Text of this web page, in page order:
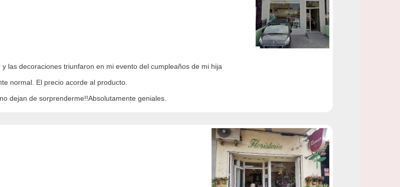
las decoraciones triunfaron en mi evento del cumpleaños de mi hija
normal. El precio acorde al producto.
dejan de sorprenderme!!Absolutamente geniales.